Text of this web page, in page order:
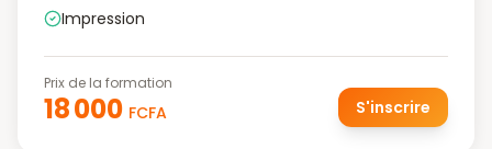
Impression
Prix de la formation
18 000 FCFA S'inscrire